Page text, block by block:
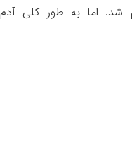
شد. اما به طور کلی آدم